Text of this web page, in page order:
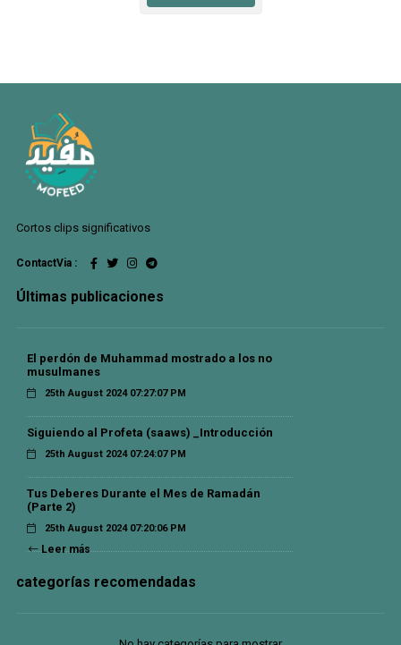
Cortos clips significativos
ContactVia :
Últimas publicaciones
El perdón de Muhammad mostrado a los no
musulmanes
25th August 2024 07:27:07 PM
Siguiendo al Profeta (saaws) _Introducción
25th August 2024 07:24:07 PM
Tus Deberes Durante el Mes de Ramadán
(Parte 2)
25th August 2024 07:20:06 PM
Leer más
categorías recomendadas